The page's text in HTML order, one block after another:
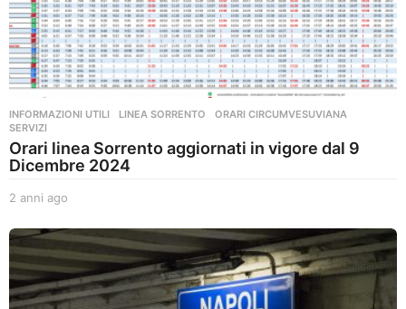
INFORMAZIONI UTILI ,LINEA SORRENTO ,ORARI CIRCUMVESUVIANA
SERVIZI
Orari linea Sorrento aggiornati in vigore dal 9
Dicembre 2024
2 anni ago
n
n
i
a
g